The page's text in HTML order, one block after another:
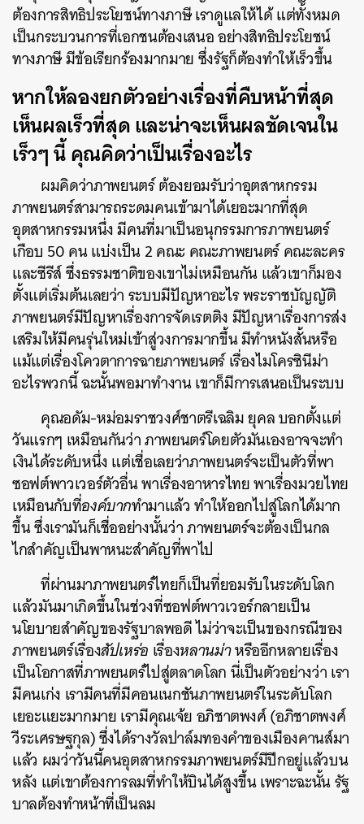
ต้องการสิทธิประโยชน์ทางภาษี เราดูแลให้ได้ แต่ทั้งหมด
เป็นกระบวนการที่เอกชนต้องเสนอ อย่างสิทธิประโยชน์
ทางภาษี มีข้อเรียกร้องมากมาย ซึ่งรัฐก็ต้องทำให้เร็วขึ้น
หากให้ลองยกตัวอย่างเรื่องที่คืบหน้าที่สุด
เห็นผลเร็วที่สุด และน่าจะเห็นผลชัดเจนใน
เร็วๆ นี้ คุณคิดว่าเป็นเรื่องอะไร
ผมคิดว่าภาพยนตร์ ต้องยอมรับว่าอุตสาหกรรม
ภาพยนตร์สามารถระดมคนเข้ามาได้เยอะมากที่สุด
อุตสาหกรรมหนึ่ง มีคนที่มาเป็นอนุกรรมการภาพยนตร์
เกือบ 50 คน แบ่งเป็น 2 คณะ คณะภาพยนตร์ คณะละคร
และซีรีส์ ซึ่งธรรมชาติของเขาไม่เหมือนกัน แล้วเขาก็มอง
ตั้งแต่เริ่มต้นเลยว่า ระบบมีปัญหาอะไร พระราชบัญญัติ
ภาพยนตร์มีปัญหาเรื่องการจัดเรตติง มีปัญหาเรื่องการส่ง
เสริมให้มีคนรุ่นใหม่เข้าสู่วงการมากขึ้น มีทำหนังสั้นหรือ
แม้แต่เรื่องโควตาการฉายภาพยนตร์ เรื่องไมโครซินีม่า
อะไรพวกนี้ ฉะนั้นพอมาทำงาน เขาก็มีการเสนอเป็นระบบ
คุณอดัม-หม่อมราชวงศ์ชาตรีเฉลิม ยุคล บอกตั้งแต่
วันแรกๆ เหมือนกันว่า ภาพยนตร์โดยตัวมันเองอาจจะทํา
เงินได้ระดับหนึ่ง แต่เชื่อเลยว่าภาพยนตร์จะเป็นตัวที่พา
ซอฟต์พาวเวอร์ตัวอื่น พาเรื่องอาหารไทย พาเรื่องมวยไทย
เหมือนกับที่องค์บากทํามาแล้ว ทําให้ออกไปสู่โลกได้มาก
ขึ้น ซึ่งเรามันก็เชื่ออย่างนั้นว่า ภาพยนตร์จะต้องเป็นกล
ไกสําคัญเป็นพาหนะสําคัญที่พาไป
ที่ผ่านมาภาพยนตร์ไทยก็เป็นที่ยอมรับในระดับโลก
แล้วมันมาเกิดขึ้นในช่วงที่ซอฟต์พาวเวอร์กลายเป็น
นโยบายสําคัญของรัฐบาลพอดี ไม่ว่าจะเป็นของกรณีของ
ภาพยนตร์เรื่องสัปเหร่อ เรื่องหลานม่าหรืออีกหลายเรื่อง
เป็นโอกาสที่ภาพยนตร์ไปสู่ตลาดโลก นี่เป็นตัวอย่างว่า เรา
มีคนเก่ง เรามีคนที่มีคอนเนกชันภาพยนตร์ในระดับโลก
เยอะแยะมากมาย เรามีคุณเจ้ย อภิชาตพงศ์ (อภิชาตพงศ์
วีระเศรษฐกุล) ซึ่งได้รางวัลปาล์มทองคําของเมืองคานส์มา
แล้ว ผมว่าวันนี้คนอุตสาหกรรมภาพยนตร์มีปีกอยู่แล้วบน
หลัง แต่เขาต้องการลมที่ทําให้บินได้สูงขึ้น เพราะฉะนั้น รัฐ
บาลต้องทําหน้าที่เป็นลม